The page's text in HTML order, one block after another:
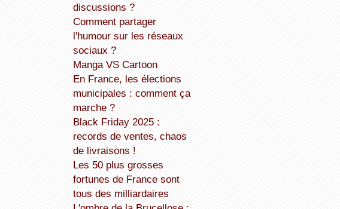
discussions ?
Comment partager
l'humour sur les réseaux
sociaux ?
Manga VS Cartoon
En France, les élections
municipales : comment ça
marche ?
Black Friday 2025 :
records de ventes, chaos
de livraisons !
Les 50 plus grosses
fortunes de France sont
tous des milliardaires